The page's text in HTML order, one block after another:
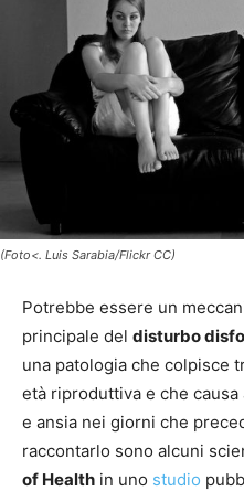
(Foto<. Luis Sarabia/Flickr CC)
Potrebbe essere un
principale del disturbo
una patologia che colpisce
età riproduttiva e che
e ansia nei giorni che
raccontarlo sono alcuni
of Health in uno studio